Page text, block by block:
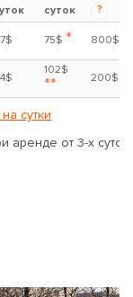
суток
?
75$ * 800$
102$
** 200$
сутки
аренде от 3-х суток